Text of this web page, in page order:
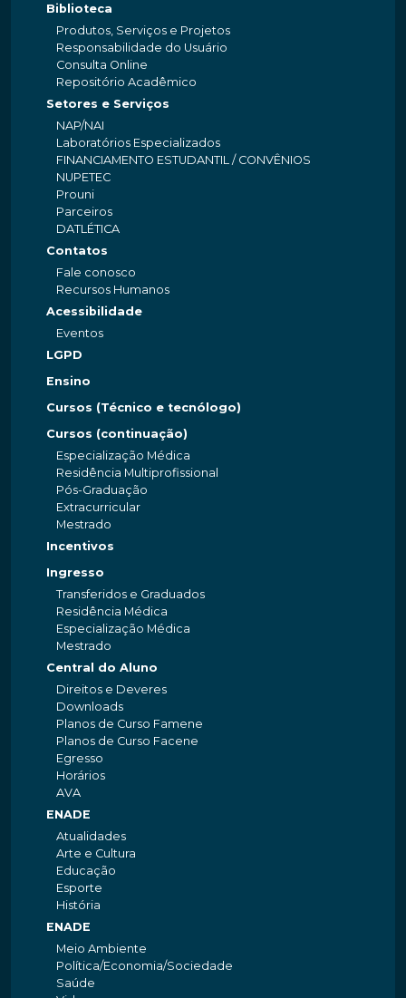
Biblioteca
Produtos, Serviços e Projetos
Responsabilidade do Usuário
Consulta Online
Repositório Acadêmico
Setores e Serviços
NAP/NAI
Laboratórios Especializados
FINANCIAMENTO ESTUDANTIL / CONVÊNIOS
NUPETEC
Prouni
Parceiros
DATLÉTICA
Contatos
Fale conosco
Recursos Humanos
Acessibilidade
Eventos
LGPD
Ensino
Cursos (Técnico e tecnólogo)
Cursos (continuação)
Especialização Médica
Residência Multiprofissional
Pós-Graduação
Extracurricular
Mestrado
Incentivos
Ingresso
Transferidos e Graduados
Residência Médica
Especialização Médica
Mestrado
Central do Aluno
Direitos e Deveres
Downloads
Planos de Curso Famene
Planos de Curso Facene
Egresso
Horários
AVA
ENADE
Atualidades
Arte e Cultura
Educação
Esporte
História
ENADE
Meio Ambiente
Política/Economia/Sociedade
Saúde